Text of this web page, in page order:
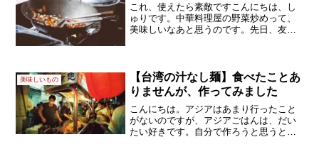
これ、使えたら素敵ですこんにちは、し
ゅりです。中華料理屋の野菜炒めって、
美味しいなあと思うのです。先日、友人
店です。そこのおすすめメ...
美味しいもの
【台湾の汁なし麺】食べたことあ
りませんが、作ってみました
こんにちは。アジアはあまり行ったこと
がないのですが、アジアごはんは、だい
たい好きです。自分で作ろうと思うと、